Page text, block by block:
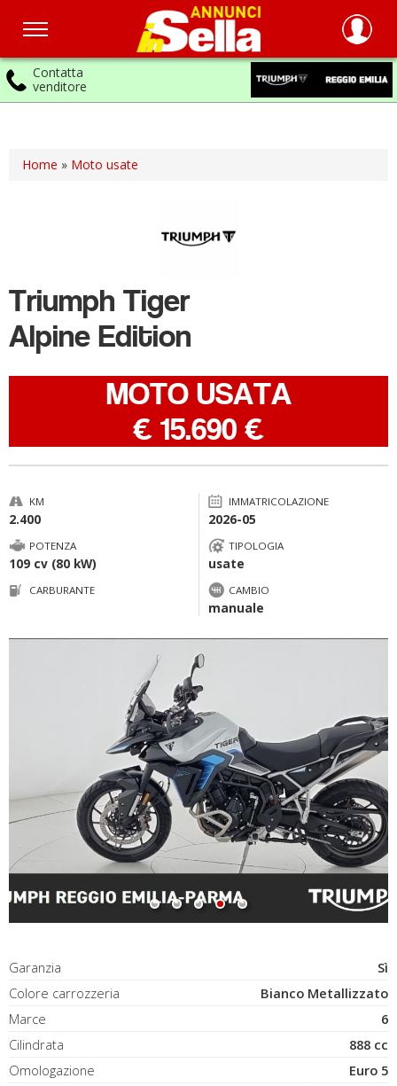
Salta
principale
Home » Moto usate
Triumph Tiger
Alpine Edition
MOTO USATA
€ 15.690 €
KM
2.400
IMMATRICOLAZIONE
2026-05
POTENZA
109 cv (80 kW)
TIPOLOGIA
usate
CARBURANTE CAMBIO
manuale
Garanzia
Sì
Colore carrozzeria
Bianco Metallizzato
Marce
6
Cilindrata
888 cc
Omologazione
Euro 5
Contatta
venditore